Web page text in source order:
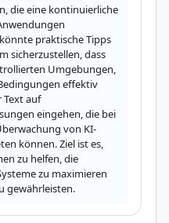
die eine kontinuierliche
praktische Tipps
sicherzustellen, dass
Umgebungen,
effektiv
auf
eingehen, die bei
von KI-
können. Ziel ist es,
zu helfen, die
zu maximieren
gewährleisten.